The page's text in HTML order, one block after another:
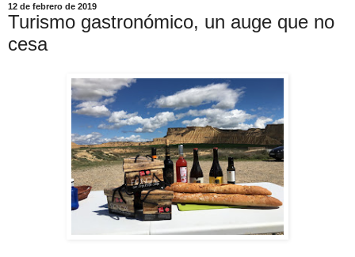
12 de febrero de 2019
Turismo gastronómico, un auge que no
cesa